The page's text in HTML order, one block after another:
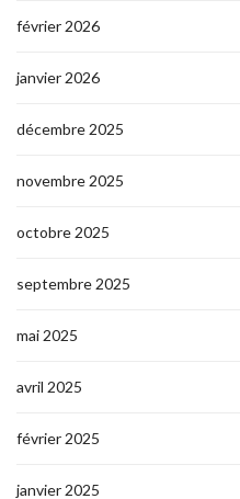
février 2026
janvier 2026
décembre 2025
novembre 2025
octobre 2025
septembre 2025
mai 2025
avril 2025
février 2025
janvier 2025